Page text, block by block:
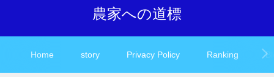
農家への道標
Home story Privacy Policy Ranking